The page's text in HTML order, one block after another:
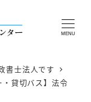
MENU
書士法人です
・貸切バス】法令